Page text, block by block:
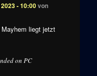
- 10:00von
liegt jetzt
on PC